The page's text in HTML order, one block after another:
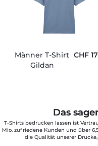
Männer T-Shirt
Gildan
CHF
Das
Mio. zufriedene Kunden und über
die Qualität unserer